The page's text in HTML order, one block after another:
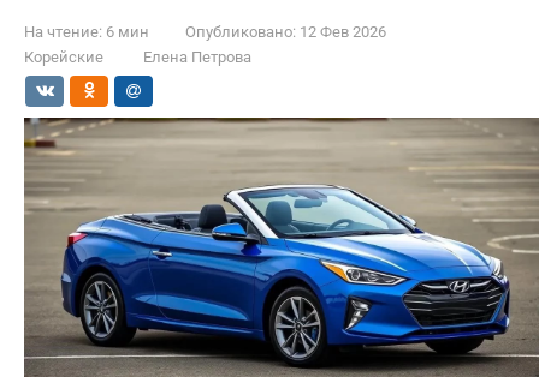
На чтение: 6 мин Опубликовано: 12 Фев 2026
Корейские
Елена Петрова